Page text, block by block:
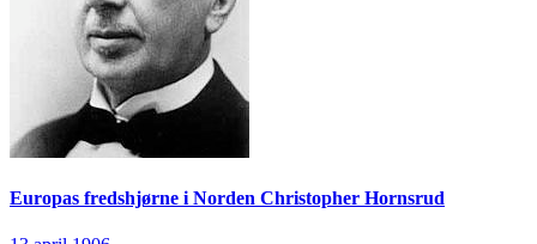
Europas fredshjørne i Norden Christopher Hornsrud